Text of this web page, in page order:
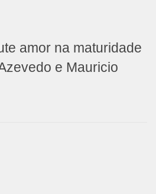
amor na maturidade
e Mauricio